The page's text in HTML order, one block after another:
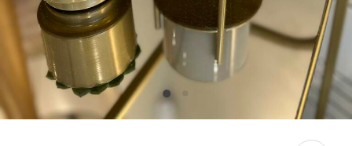
Sehpalar
Tüm Ürünler ürünleri